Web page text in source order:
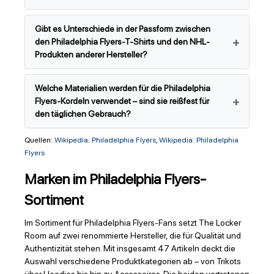
Gibt es Unterschiede in der Passform zwischen
den Philadelphia Flyers-T-Shirts und den NHL-
Produkten anderer Hersteller?
Welche Materialien werden für die Philadelphia
Flyers-Kordeln verwendet – sind sie reißfest für
den täglichen Gebrauch?
Quellen: Wikipedia: Philadelphia Flyers, Wikipedia: Philadelphia
Flyers
Marken im Philadelphia Flyers-
Sortiment
Im Sortiment für Philadelphia Flyers-Fans setzt The Locker
Room auf zwei renommierte Hersteller, die für Qualität und
Authentizität stehen. Mit insgesamt 47 Artikeln deckt die
Auswahl verschiedene Produktkategorien ab – von Trikots